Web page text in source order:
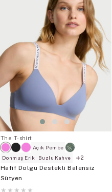
The T-shirt
Açık Pembe
Donmuş Erik
Buzlu Kahve 2
Hafif Dolgu Destekli Balensiz
Sütyen
★ ★ ★ ★ ★